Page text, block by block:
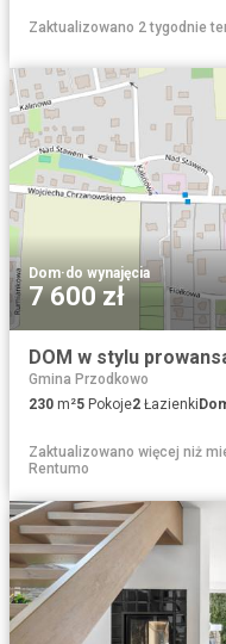
Zaktualizowano 2 tygodnie
Dom·do wynajęcia
7 600 zł
DOM w stylu
Gmina Przodkowo
230 m²5 Pokoje2 Łazienki
Zaktualizowano więcej niż
Rentumo